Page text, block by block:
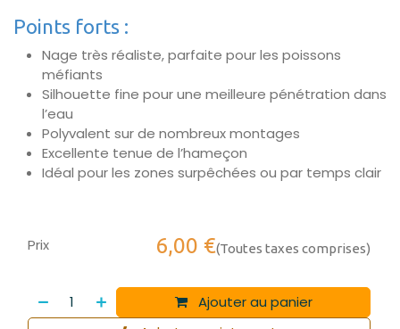
Points forts :
Nage très réaliste, parfaite pour les poissons
méfiants
Silhouette fine pour une meilleure pénétration dans
l’eau
Polyvalent sur de nombreux montages
Excellente tenue de l’hameçon
Idéal pour les zones surpêchées ou par temps clair
Ajouter au panier
Prix 6,00 €(Toutes taxes comprises)